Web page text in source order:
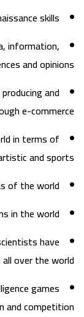
skills.
information,
and opinions .
and
e-commerce.
in terms of
and sports.
of the world.
in the world.
have
over the world.
games
competition.